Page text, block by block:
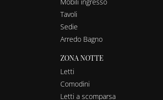
Tavoli
Sedie
Arredo Bagno
ZONA NOTTE
Letti
Comodini
Letti a scomparsa